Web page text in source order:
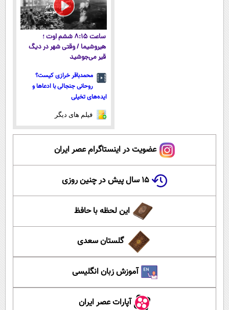
ساعت ۸:۱۵ ششم اوت ؛
هیروشیما / وقتی شهر در دیگ
قیر می‌جوشید
محمدباقر خرازی کیست؟
روحانی جنجالی با ادعاها و
ایده‌های تخیلی
فیلم های دیگر
عضویت در اینستاگرام عصر ایران
۱۵ سال پیش در چنین روزی
این لحظه با حافظ
گلستان سعدی
آموزش زبان انگلیسی
آپارات عصر ایران